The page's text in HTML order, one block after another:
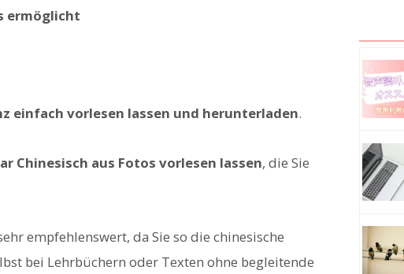
ermöglicht
einfach vorlesen lassen und herunterladen.
Chinesisch aus Fotos vorlesen lassen, die Sie
empfehlenswert, da Sie so die chinesische
bei Lehrbüchern oder Texten ohne begleitende